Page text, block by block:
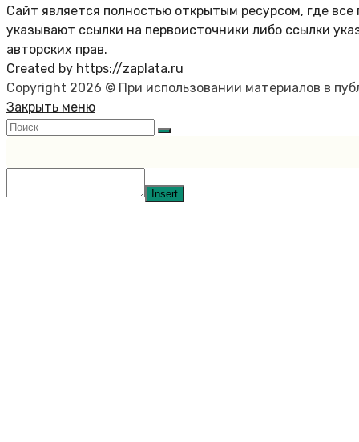
Сайт является полностью открытым ресурсом, где
указывают ссылки на первоисточники либо ссылки
авторских прав.
Created by https://zaplata.ru
Copyright 2026 © При использовании материалов в
Закрыть меню
Insert